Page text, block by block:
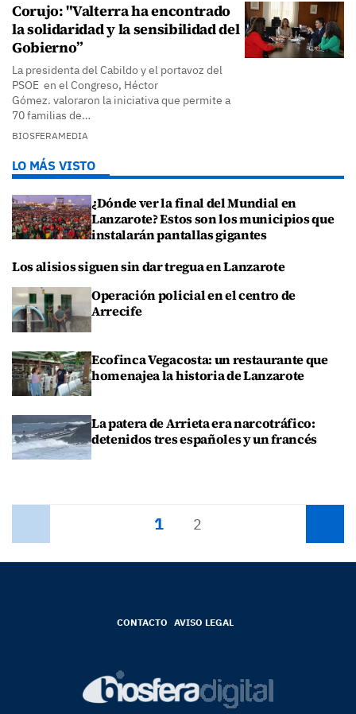
Corujo: "Valterra ha encontrado
la solidaridad y la sensibilidad del
Gobierno”
La presidenta del Cabildo y el portavoz del
PSOE en el Congreso, Héctor
Gómez. valoraron la iniciativa que permite a
70 familias de…
BIOSFERAMEDIA
LO MÁS VISTO
¿Dónde ver la final del Mundial en
Lanzarote? Estos son los municipios que
instalarán pantallas gigantes
Los alisios siguen sin dar tregua en Lanzarote
Operación policial en el centro de
Arrecife
Ecofinca Vegacosta: un restaurante que
homenajea la historia de Lanzarote
La patera de Arrieta era narcotráfico:
detenidos tres españoles y un francés
1 2
CONTACTO AVISO LEGAL